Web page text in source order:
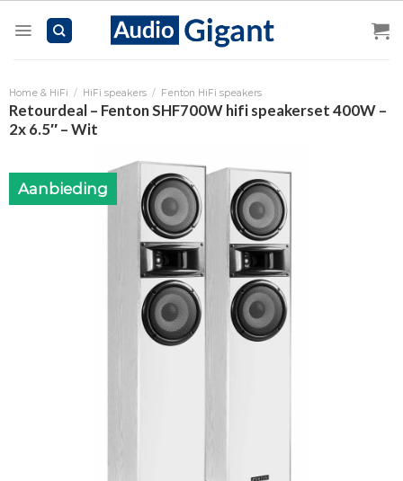
Home & HiFi / HiFi speakers / Fenton HiFi speakers
Retourdeal – Fenton SHF700W hifi speakerset 400W –
2x 6.5″ – Wit
Aanbieding